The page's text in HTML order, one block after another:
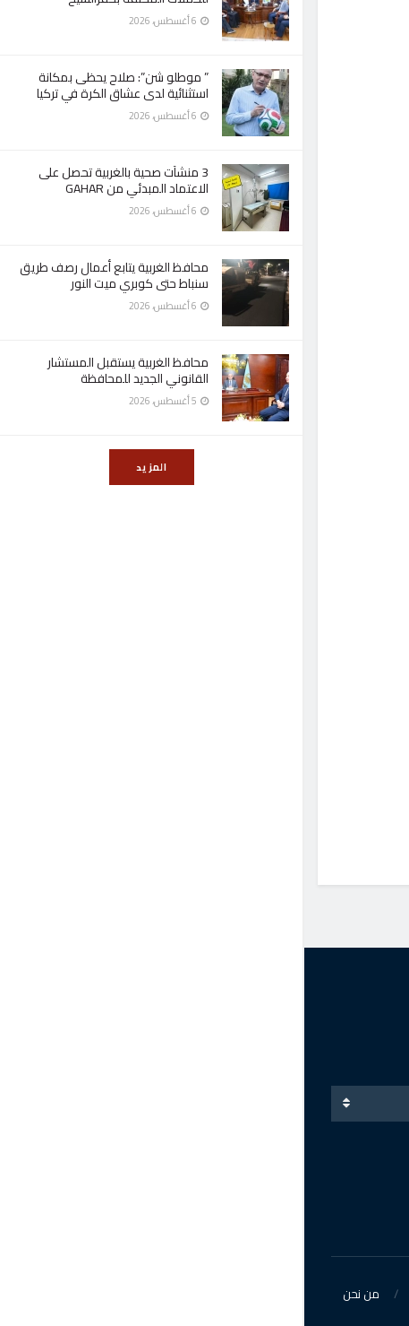
” موطلو شن”: صلاح يحظى بمكانة
استثنائية لدى عشاق الكرة في تركيا
3 منشآت صحية بالغربية تحصل على
الاعتماد المبدئي من GAHAR
محافظ الغربية يتابع أعمال رصف طريق
سنباط حتى كوبري ميت النور
محافظ الغربية يستقبل المستشار
القانوني الجديد للمحافظة
المزيد